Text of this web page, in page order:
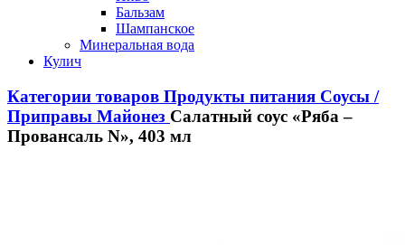
Бальзам
Шампанское
Минеральная вода
Кулич
Категории товаров Продукты питания Соусы /
Приправы Майонез Салатный соус «Ряба –
Провансаль N», 403 мл